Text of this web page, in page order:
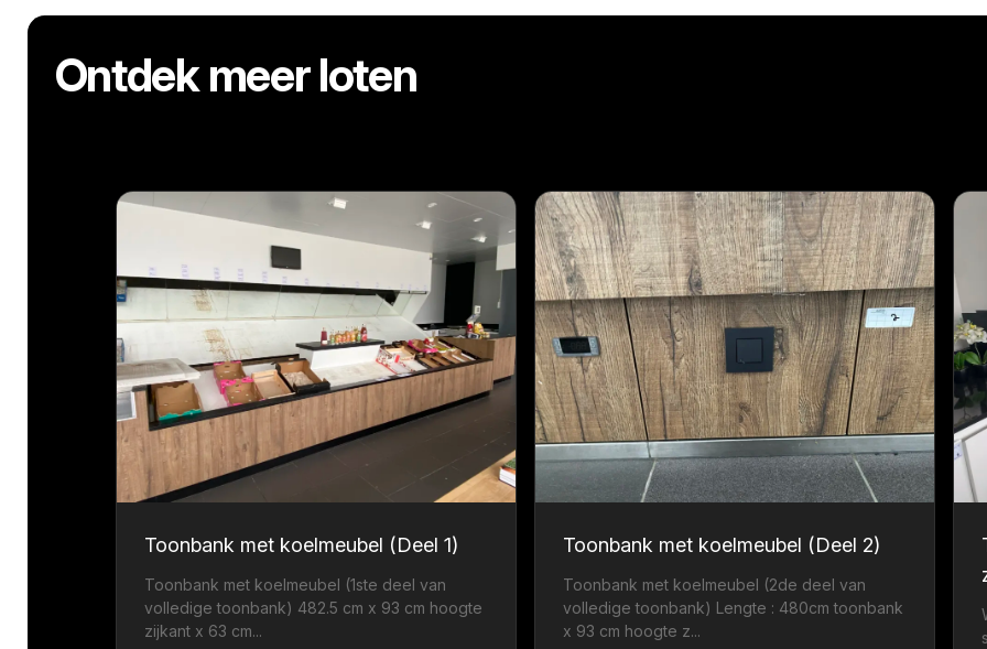
Ontdek meer loten
Toonbank met koelmeubel (Deel 1)
Toonbank met koelmeubel (1ste deel van
volledige toonbank) 482.5 cm x 93 cm hoogte
zijkant x 63 cm...
Toonbank met koelmeubel (Deel 2)
Toonbank met koelmeubel (2de deel van
volledige toonbank) Lengte : 480cm toonbank
x 93 cm hoogte z...